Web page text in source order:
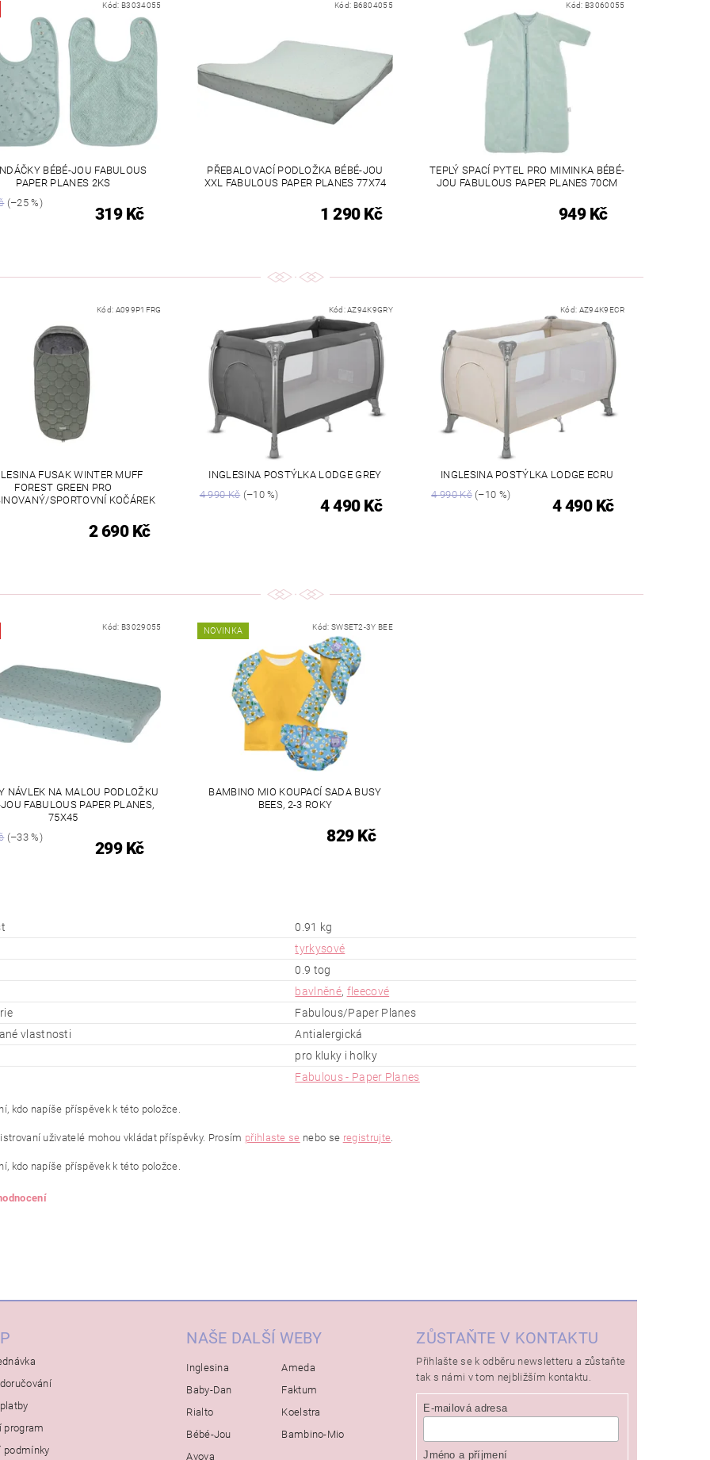
Kód: B3034055
BÉBÉ-JOU FABULOUS
PAPER PLANES 2KS
(–25 %)
319 Kč
Kód: B6804055
PŘEBALOVACÍ PODLOŽKA BÉBÉ-JOU
XXL FABULOUS PAPER PLANES 77X74
1 290 Kč
Kód: B3060055
TEPLÝ SPACÍ PYTEL PRO MIMINKA BÉBÉ-
JOU FABULOUS PAPER PLANES 70CM
949 Kč
Kód: A099P1FRG
FUSAK WINTER MUFF
FOREST GREEN PRO
SPORTOVNÍ KOČÁREK
2 690 Kč
Kód:AZ94K9GRY
INGLESINA POSTÝLKA LODGE GREY
4 990 Kč(–10 %)
4 490 Kč
Kód: AZ94K9ECR
INGLESINA POSTÝLKA LODGE ECRU
4 990 Kč(–10 %)
4 490 Kč
Kód: B3029055
NÁVLEK NA MALOU PODLOŽKU
FABULOUS PAPER PLANES,
75X45
(–33 %)
299 Kč
NOVINKA Kód: SWSET2-3Y BEE
BAMBINO MIO KOUPACÍ SADA BUSY
BEES, 2-3 ROKY
829 Kč
0.91 kg
tyrkysové
0.9 tog
bavlněné, fleecové
Fabulous/Paper Planes
vlastnosti
Antialergická
pro kluky i holky
Fabulous - Paper Planes
kdo napíše příspěvek k této položce.
uživatelé mohou vkládat příspěvky. Prosím přihlaste se nebo se registrujte
kdo napíše příspěvek k této položce.
program
podmínky
NAŠE DALŠÍ WEBY
Inglesina
Baby-Dan
Rialto
Bébé-Jou
Avova
Ameda
Faktum
Koelstra
Bambino-Mio
ZŮSTAŇTE V KONTAKTU
Přihlašte se k odběru newsletteru a zůstaňte
tak s námi v tom nejbližším kontaktu.
E-mailová adresa
Jméno a příjmení